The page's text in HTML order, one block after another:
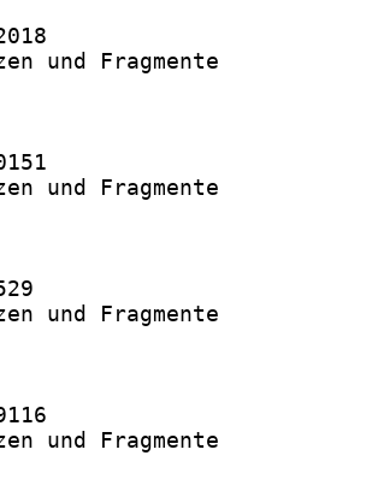
und Fragmente
und Fragmente
und Fragmente
und Fragmente